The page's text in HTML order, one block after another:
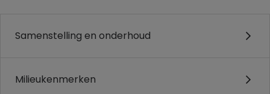
Samenstelling en onderhoud
Milieukenmerken